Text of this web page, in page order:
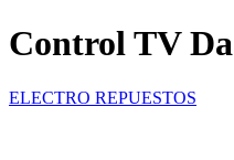
Control TV
ELECTRO REPUESTOS